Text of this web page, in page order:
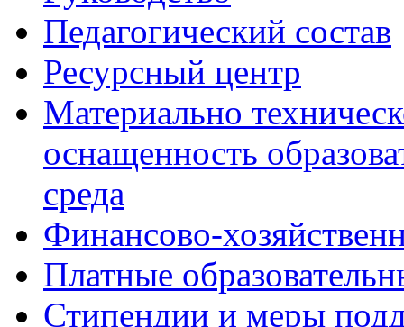
Педагогический состав
Ресурсный центр
Материально
оснащенность
среда
Финансово-
Платные
Стипендии и меры